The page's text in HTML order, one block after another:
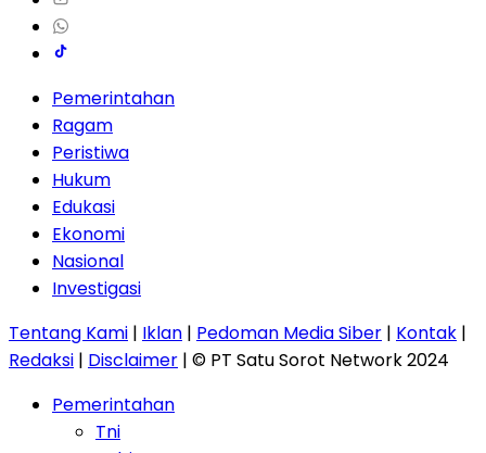
Pemerintahan
Ragam
Peristiwa
Hukum
Edukasi
Ekonomi
Nasional
Investigasi
Tentang Kami | Iklan | Pedoman Media Siber | Kontak |
Redaksi | Disclaimer | © PT Satu Sorot Network 2024
Pemerintahan
Tni